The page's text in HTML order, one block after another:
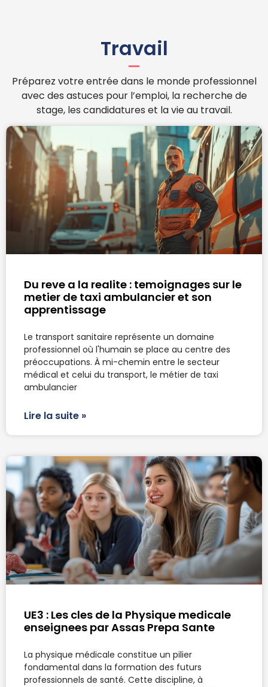
Travail
Préparez votre entrée dans le monde professionnel
avec des astuces pour l’emploi, la recherche de
stage, les candidatures et la vie au travail.
Du reve a la realite : temoignages sur le
metier de taxi ambulancier et son
apprentissage
Le transport sanitaire représente un domaine
professionnel où l'humain se place au centre des
préoccupations. À mi-chemin entre le secteur
médical et celui du transport, le métier de taxi
ambulancier
Lire la suite »
UE3 : Les cles de la Physique medicale
enseignees par Assas Prepa Sante
La physique médicale constitue un pilier
fondamental dans la formation des futurs
professionnels de santé. Cette discipline, à